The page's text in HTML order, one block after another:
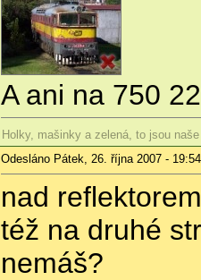
A ani na 750
Holky, mašinky a zelená, to jsou
Odesláno Pátek, 26. října 2007 - 19:54
nad
též na druhé
nemáš?